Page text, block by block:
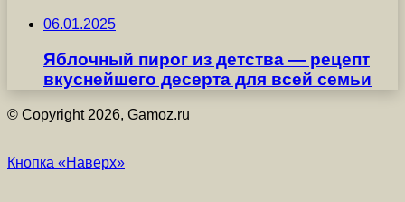
06.01.2025
Яблочный пирог из детства — рецепт
вкуснейшего десерта для всей семьи
© Copyright 2026, Gamoz.ru
Кнопка «Наверх»